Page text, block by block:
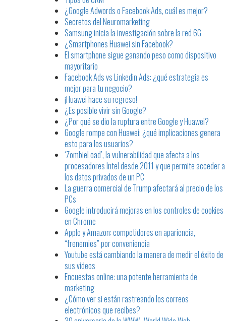
sea
nuevo
presidente
de
EE.UU
¿Google Adwords o Facebook Ads, cuál es mejor?
Secretos del Neuromarketing
Samsung inicia la investigación sobre la red 6G
¿Smartphones Huawei sin Facebook?
El smartphone sigue ganando peso como dispositivo
mayoritario
Facebook Ads vs Linkedin Ads: ¿qué estrategia es
mejor para tu negocio?
¡Huawei hace su regreso!
¿Es posible vivir sin Google?
¿Por qué se dio la ruptura entre Google y Huawei?
Google rompe con Huawei: ¿qué implicaciones genera
esto para los usuarios?
‘ZombieLoad’, la vulnerabilidad que afecta a los
procesadores Intel desde 2011 y que permite acceder a
los datos privados de un PC
La guerra comercial de Trump afectará al precio de los
PCs
Google introducirá mejoras en los controles de cookies
en Chrome
Apple y Amazon: competidores en apariencia,
“frenemies” por conveniencia
Youtube está cambiando la manera de medir el éxito de
sus videos
Encuestas online: una potente herramienta de
marketing
¿Cómo ver si están rastreando los correos
electrónicos que recibes?